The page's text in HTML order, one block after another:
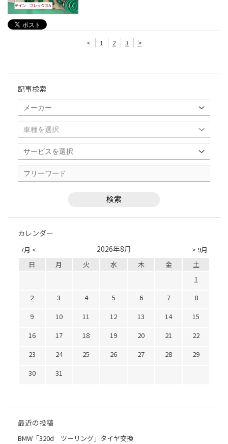
< 1 2 3 >
記事検索
カレンダー
7月 < > 9月
2026年8月
日 月 火 水 木 金
土
1
2
3 4 5 6 7
8
9
10 11 12 13 14
15
16
17 18 19 20 21
22
23
24 25 26 27 28
29
30
31
最近の投稿
BMW「320d ツーリング」タイヤ交換